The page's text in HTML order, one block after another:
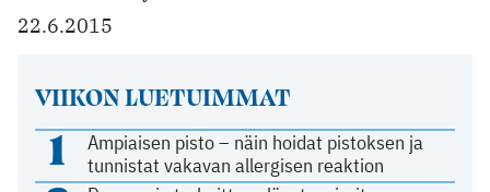
22.6.2015
VIIKON LUETUIMMAT
1
Ampiaisen pisto – näin hoidat pistoksen ja
tunnistat vakavan allergisen reaktion